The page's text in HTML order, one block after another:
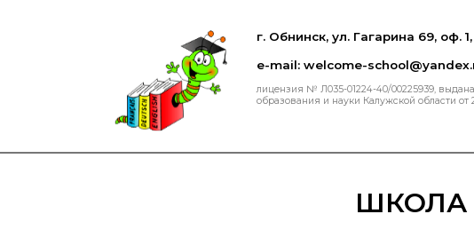
г. Обнинск, ул. Гагарина 69, оф.
e-mail: welcome-
лицензия № Л035-01224-40/00225939,
образования и науки Калужской области от
ШКОЛА